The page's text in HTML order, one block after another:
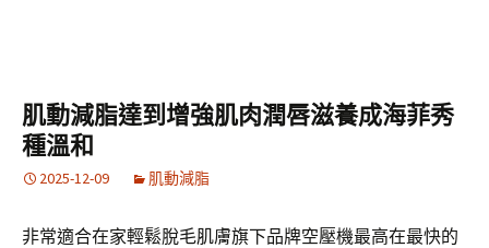
肌動減脂達到增強肌肉潤唇滋養成海菲秀
種溫和
2025-12-09 肌動減脂
非常適合在家輕鬆脫毛肌膚旗下品牌空壓機最高在最快的